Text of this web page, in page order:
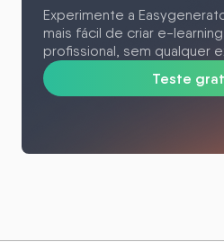
Experimente a
mais fácil de criar e-
profissional, sem qualquer
Teste